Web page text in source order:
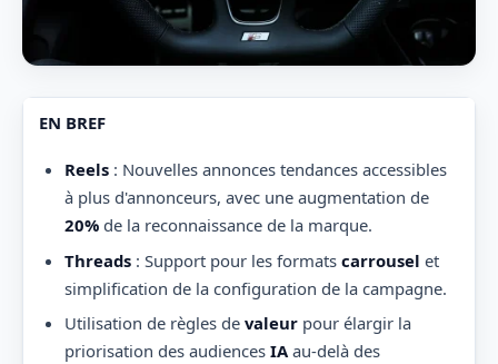
EN BREF
Reels: Nouvelles annonces tendances accessibles
à plus d'annonceurs, avec une augmentation de
20%de la reconnaissance de la marque.
Threads: Support pour les formats carrousel et
simplification de la configuration de la campagne.
Utilisation de règles de valeurpour élargir la
priorisation des audiences IAau-delà des